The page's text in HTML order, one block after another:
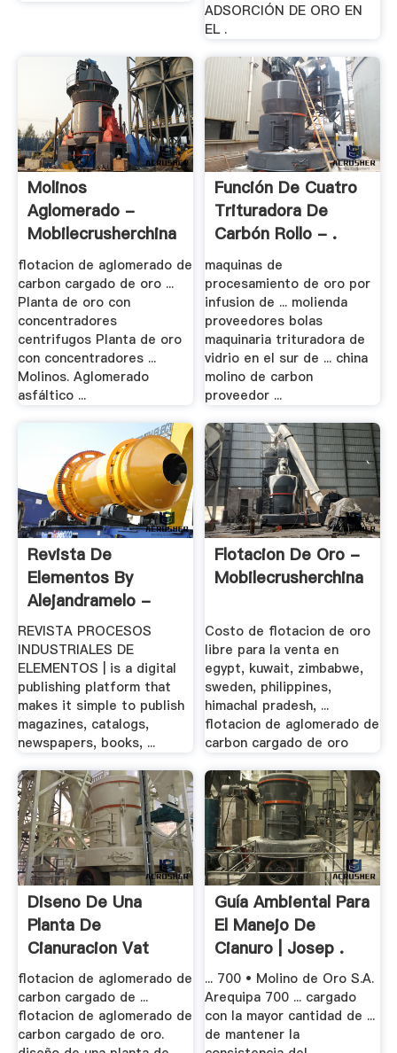
ADSORCIÓN DE ORO EN
EL .
Molinos
Aglomerado -
Mobilecrusherchina
flotacion de aglomerado de
carbon cargado de oro ...
Planta de oro con
concentradores
centrifugos Planta de oro
con concentradores ...
Molinos. Aglomerado
asfáltico ...
Función De Cuatro
Trituradora De
Carbón Rollo - .
maquinas de
procesamiento de oro por
infusion de ... molienda
proveedores bolas
maquinaria trituradora de
vidrio en el sur de ... china
molino de carbon
proveedor ...
Revista De
Elementos By
Alejandramelo -
REVISTA PROCESOS
INDUSTRIALES DE
ELEMENTOS | is a digital
publishing platform that
makes it simple to publish
magazines, catalogs,
newspapers, books, ...
Flotacion De Oro -
Mobilecrusherchina
Costo de flotacion de oro
libre para la venta en
egypt, kuwait, zimbabwe,
sweden, philippines,
himachal pradesh, ...
flotacion de aglomerado de
carbon cargado de oro
Diseno De Una
Planta De
Cianuracion Vat
Leaching
flotacion de aglomerado de
carbon cargado de ...
flotacion de aglomerado de
carbon cargado de oro.
Guía Ambiental Para
El Manejo De
Cianuro | Josep .
... 700 • Molino de Oro S.A.
Arequipa 700 ... cargado
con la mayor cantidad de ...
de mantener la